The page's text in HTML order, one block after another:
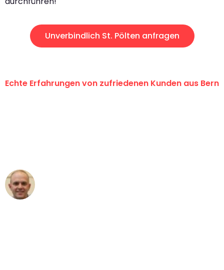
Unverbindlich St. Pölten anfragen
Echte Erfahrungen von zufriedenen Kunden aus Bern